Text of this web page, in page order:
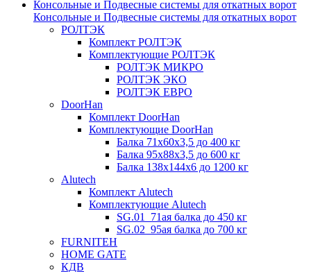
Консольные и Подвесные системы для откатных ворот
Консольные и Подвесные системы для откатных ворот
РОЛТЭК
Комплект РОЛТЭК
Комплектующие РОЛТЭК
РОЛТЭК МИКРО
РОЛТЭК ЭКО
РОЛТЭК ЕВРО
DoorHan
Комплект DoorHan
Комплектующие DoorHan
Балка 71х60х3,5 до 400 кг
Балка 95х88х3,5 до 600 кг
Балка 138х144х6 до 1200 кг
Alutech
Комплект Alutech
Комплектующие Alutech
SG.01_71ая балка до 450 кг
SG.02_95ая балка до 700 кг
FURNITEH
HOME GATE
КДВ